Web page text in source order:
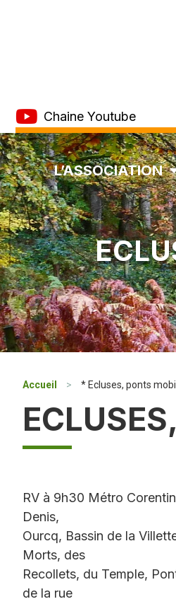
Chaine Youtube
L’ASSOCIATION
Accueil > * Ecluses, ponts
RV à 9h30 Métro
Denis,
Ourcq, Bassin de la
Morts, des
Recollets, du Temple,
de la rue